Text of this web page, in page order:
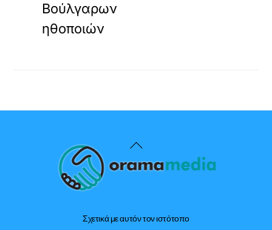
Βούλγαρων
ηθοποιών
Back
To
Σχετικά με αυτόν τον ιστότοπο